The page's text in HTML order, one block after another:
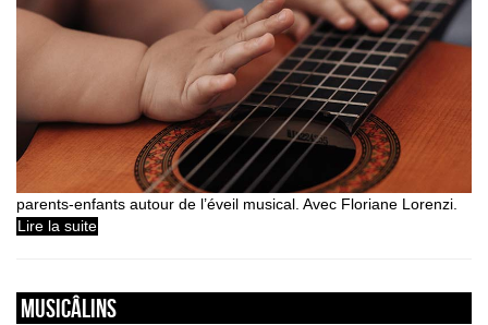
parents-enfants autour de l’éveil musical. Avec Floriane Lorenzi.
Lire la suite
Musicâlins